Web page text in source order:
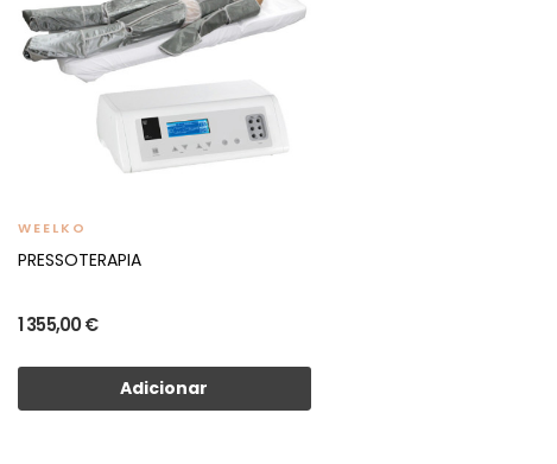
WEELKO
PRESSOTERAPIA
1 355,00 €
Adicionar